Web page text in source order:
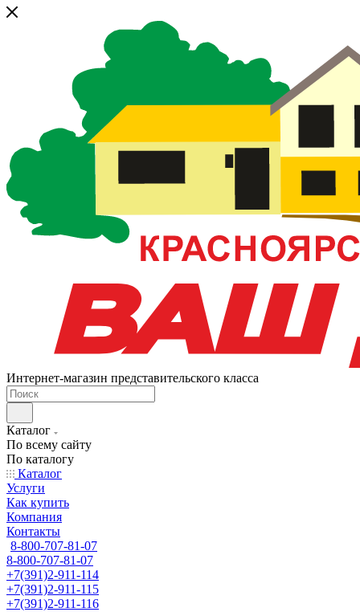
Интернет-магазин представительского класса
Каталог
По всему сайту
По каталогу
Каталог
Услуги
Как купить
Компания
Контакты
8-800-707-81-07
8-800-707-81-07
+7(391)2-911-114
+7(391)2-911-115
+7(391)2-911-116